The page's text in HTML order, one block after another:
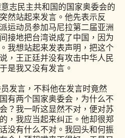
志民主共和国的国家奥委会的
然站起来发言。他先表示反
运动员参加马尼拉第二届亚洲
接地把台湾说成了中国，因为
我想站起来发表声明，把这个
，王正廷并没有攻击中华人民
是我又没有发言。
发言，不料他在发言时竟然
有两个国家奥委会，为什么不
？我一听这显然不对，便对苏
，我应当起来纠正。他却很郑
没有什么不对。我回头和何振